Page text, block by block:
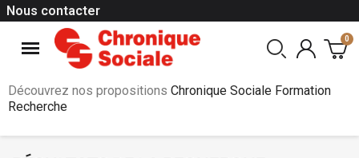
Nous contacter
Découvrez nos propositions Chronique Sociale Formation
Recherche